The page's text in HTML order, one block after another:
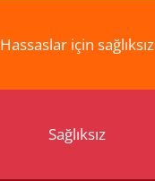
Hassaslar için sağlıksız
Sağlıksız